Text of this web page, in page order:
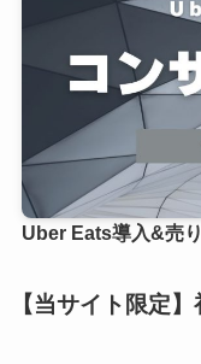
Uber Eats導入&売
【当サイト限定